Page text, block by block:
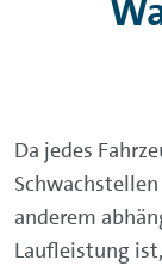
Da jedes
anderem
Laufleistung